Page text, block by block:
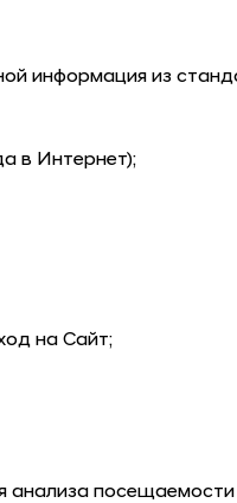
информация из
в Интернет);
на Сайт;